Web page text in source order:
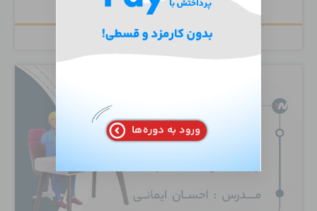
۶,۵۰۰,۰۰۰ تومان